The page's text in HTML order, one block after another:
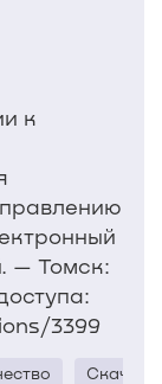
к
— Томск:
3399